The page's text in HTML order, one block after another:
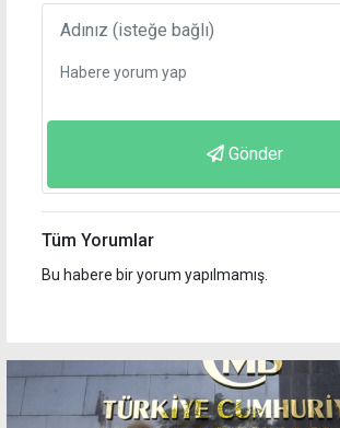
Gönder
Tüm Yorumlar
Bu habere bir yorum yapılmamış.